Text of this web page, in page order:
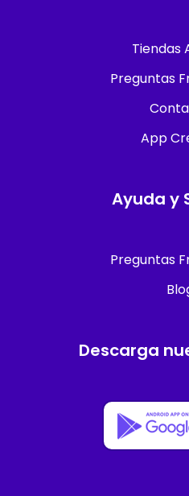
Tiendas
Preguntas
App
Ayuda y
Preguntas
Descarga